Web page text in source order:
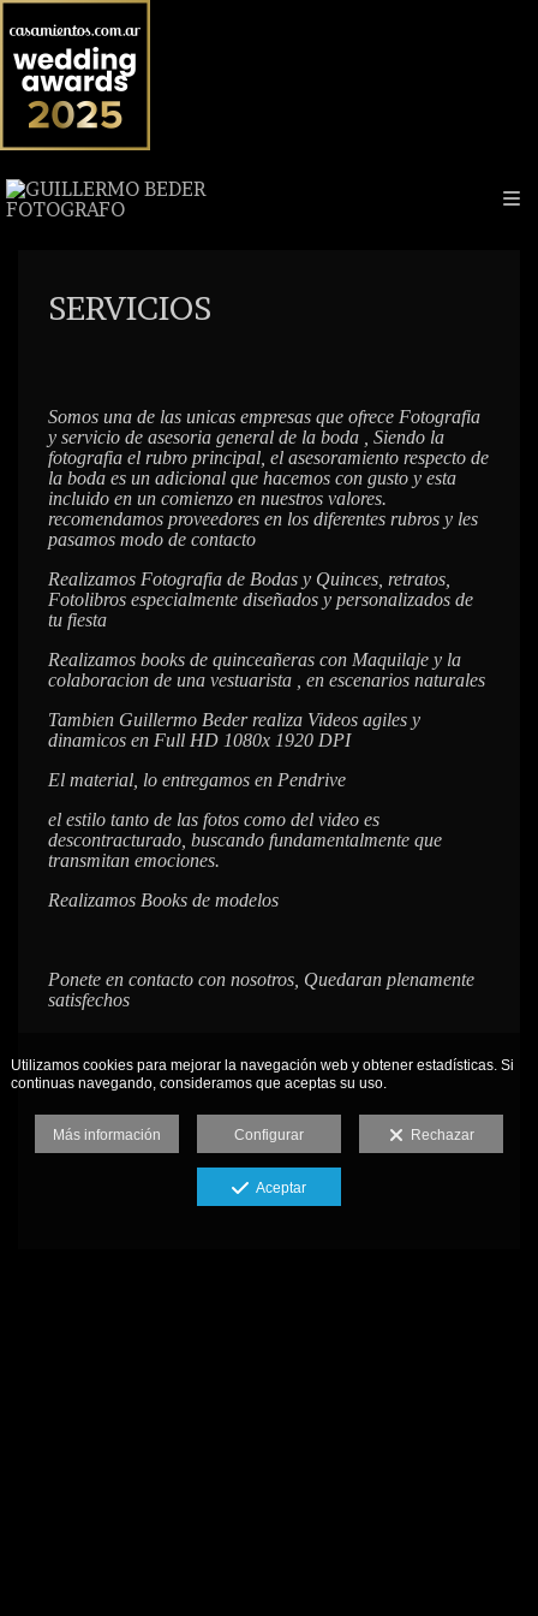
SERVICIOS
Somos una de las unicas empresas que ofrece Fotografia
y servicio de asesoria general de la boda , Siendo la
fotografia el rubro principal, el asesoramiento respecto de
la boda es un adicional que hacemos con gusto y esta
incluido en un comienzo en nuestros valores.
recomendamos proveedores en los diferentes rubros y les
pasamos modo de contacto
Realizamos Fotografia de Bodas y Quinces, retratos,
Fotolibros especialmente diseñados y personalizados de
tu fiesta
Realizamos books de quinceañeras con Maquilaje y la
colaboracion de una vestuarista , en escenarios naturales
Tambien Guillermo Beder realiza Videos agiles y
dinamicos en Full HD 1080x 1920 DPI
El material, lo entregamos en Pendrive
el estilo tanto de las fotos como del video es
descontracturado, buscando fundamentalmente que
transmitan emociones.
Realizamos Books de modelos
Ponete en contacto con nosotros, Quedaran plenamente
satisfechos
Utilizamos cookies para mejorar la navegación web y obtener estadísticas. Si
continuas navegando, consideramos que aceptas su uso.
Más información Configurar Rechazar
Aceptar